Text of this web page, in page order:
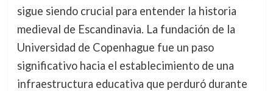
sigue siendo crucial para entender la historia
medieval de Escandinavia. La fundación de la
Universidad de Copenhague fue un paso
significativo hacia el establecimiento de una
infraestructura educativa que perduró durante